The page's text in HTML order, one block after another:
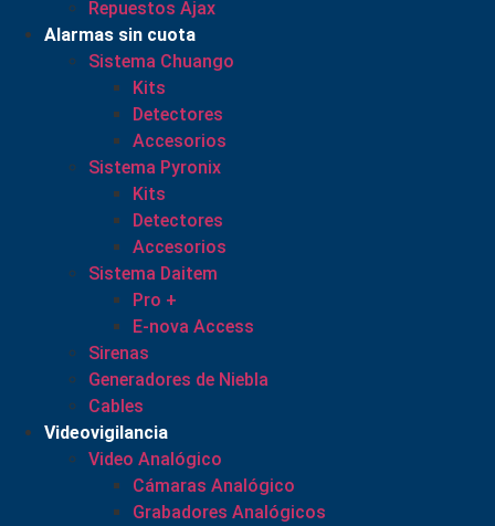
Repuestos Ajax
Alarmas sin cuota
Sistema Chuango
Kits
Detectores
Accesorios
Sistema Pyronix
Kits
Detectores
Accesorios
Sistema Daitem
Pro +
E-nova Access
Sirenas
Generadores de Niebla
Cables
Videovigilancia
Video Analógico
Cámaras Analógico
Grabadores Analógicos